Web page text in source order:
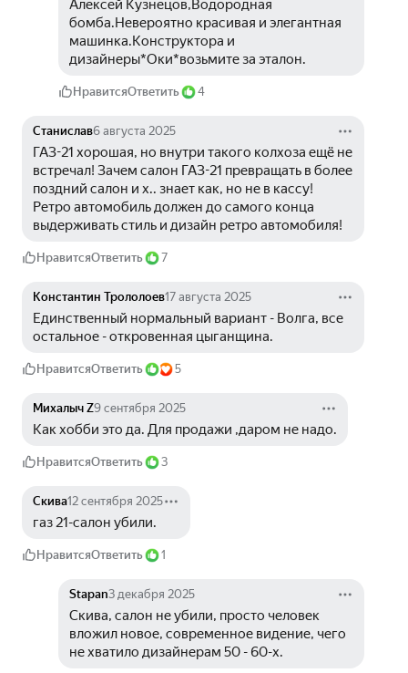
Алексей Кузнецов,Водородная
бомба.Невероятно красивая и элегантная
машинка.Конструктора и
дизайнеры*Оки*возьмите за эталон.
НравитсяОтветить 4
Станислав6 августа 2025
ГАЗ-21 хорошая, но внутри такого колхоза ещё не
встречал! Зачем салон ГАЗ-21 превращать в более
поздний салон и х.. знает как, но не в кассу!
Ретро автомобиль должен до самого конца
выдерживать стиль и дизайн ретро автомобиля!
НравитсяОтветить 7
Константин Трололоев17 августа 2025
Единственный нормальный вариант - Волга, все
остальное - откровенная цыганщина.
НравитсяОтветить 5
Михалыч Z9 сентября 2025
Как хобби это да. Для продажи ,даром не надо.
НравитсяОтветить 3
Скива12 сентября 2025
газ 21-салон убили.
НравитсяОтветить 1
Stapan3 декабря 2025
Скива, салон не убили, просто человек
вложил новое, современное видение, чего
не хватило дизайнерам 50 - 60-х.